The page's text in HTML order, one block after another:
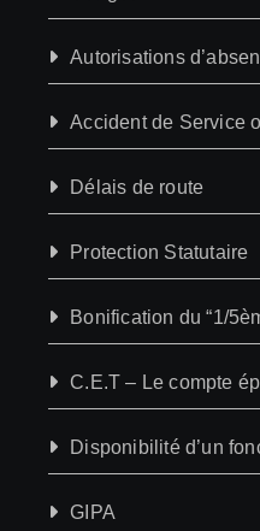
Autorisations
Accident de Service
Délais de route
Protection Statutaire
Bonification du “1/
C.E.T – Le compte
Disponibilité d’un
GIPA